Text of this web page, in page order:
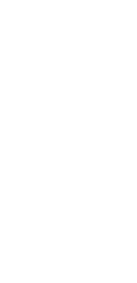
」という。）への郵便物
）へ変更することに関し
でお知らせいたします。